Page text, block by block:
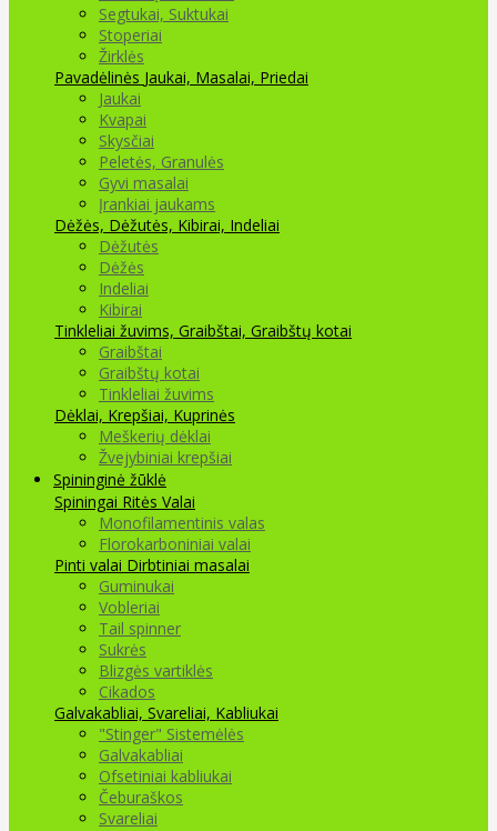
Segtukai, Suktukai
Stoperiai
Žirklės
Pavadėlinės Jaukai, Masalai, Priedai
Jaukai
Kvapai
Skysčiai
Peletės, Granulės
Gyvi masalai
Įrankiai jaukams
Dėžės, Dėžutės, Kibirai, Indeliai
Dėžutės
Dėžės
Indeliai
Kibirai
Tinkleliai žuvims, Graibštai, Graibštų kotai
Graibštai
Graibštų kotai
Tinkleliai žuvims
Dėklai, Krepšiai, Kuprinės
Meškerių dėklai
Žvejybiniai krepšiai
Spininginė žūklė
Spiningai Ritės Valai
Monofilamentinis valas
Florokarboniniai valai
Pinti valai Dirbtiniai masalai
Guminukai
Vobleriai
Tail spinner
Sukrės
Blizgės vartiklės
Cikados
Galvakabliai, Svareliai, Kabliukai
"Stinger" Sistemėlės
Galvakabliai
Ofsetiniai kabliukai
Čeburaškos
Svareliai